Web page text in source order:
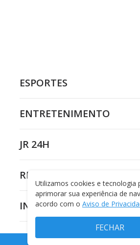
ESPORTES
ENTRETENIMENTO
JR 24H
RECORD
INSTITUCIONAL
Utilizamos cookies e tecnologia
aprimorar sua experiência de
acordo com o Aviso de
FECHAR